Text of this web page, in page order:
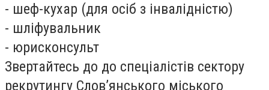
- шеф-кухар (для осіб з інвалідністю)
- шліфувальник
- юрисконсульт
Звертайтесь до до спеціалістів сектору
рекрутингу Слов’янського міського